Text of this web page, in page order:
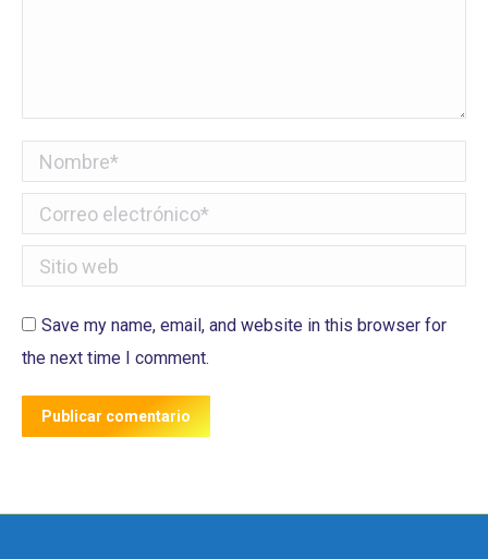
Nombre *
Correo electrónico *
Sitio web
Save my name, email, and website in this browser for
the next time I comment.
Publicar comentario